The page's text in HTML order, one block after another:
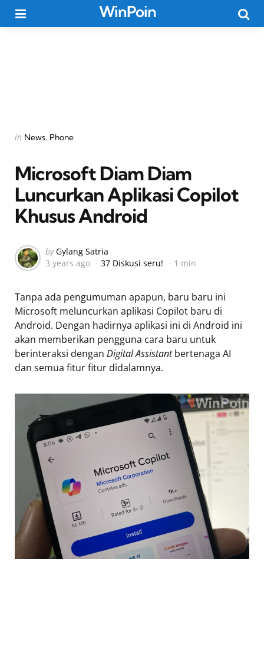
WinPoin
Categories
Posted
in News Phone
Microsoft Diam Diam
Luncurkan Aplikasi Copilot
Khusus Android
Posted
by
by Gylang Satria
3 years ago
37 Diskusi seru! 1 min
Tanpa ada pengumuman apapun, baru baru ini
Microsoft meluncurkan aplikasi Copilot baru di
Android. Dengan hadirnya aplikasi ini di Android ini
akan memberikan pengguna cara baru untuk
berinteraksi dengan Digital Assistantbertenaga AI
dan semua fitur fitur didalamnya.